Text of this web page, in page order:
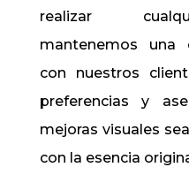
realizar
mantenemos una
con nuestros
preferencias y
mejoras visuales
con la esencia